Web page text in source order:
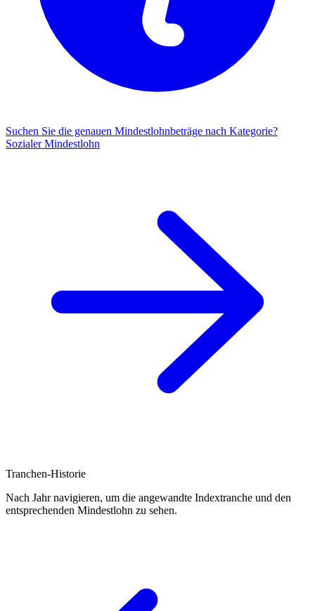
Suchen Sie die genauen Mindestlohnbeträge nach Kategorie?
Sozialer Mindestlohn
Tranchen-Historie
Nach Jahr navigieren, um die angewandte Indextranche und den
entsprechenden Mindestlohn zu sehen.